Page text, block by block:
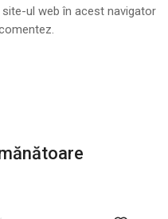
ul web în acest navigator